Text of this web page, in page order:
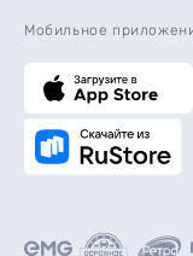
Мобильное